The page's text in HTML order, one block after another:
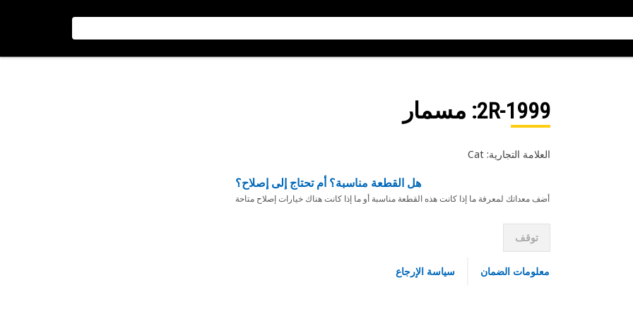
2R-1999: مسمار
العلامة التجارية: Cat
هل القطعة مناسبة؟ أم تحتاج إلى إصلاح؟
أضف معداتك لمعرفة ما إذا كانت هذه القطعة مناسبة أو ما إذا كانت هناك خيارات إصلاح متاحة
توقف
معلومات الضمان سياسة الإرجاع